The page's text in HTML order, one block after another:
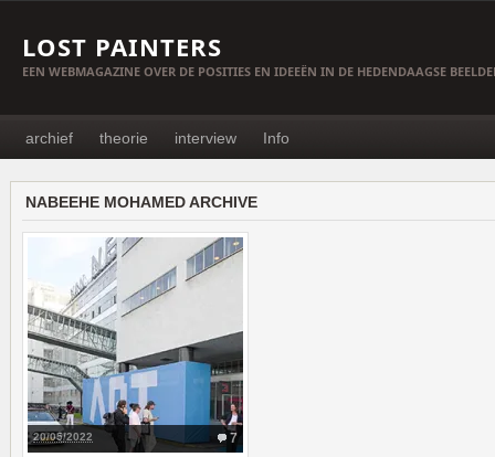
LOST PAINTERS
EEN WEBMAGAZINE OVER DE POSITIES EN IDEEËN IN DE HEDENDAAGSE
archief theorie interview Info
NABEEHE MOHAMED ARCHIVE
7
20/05/2022